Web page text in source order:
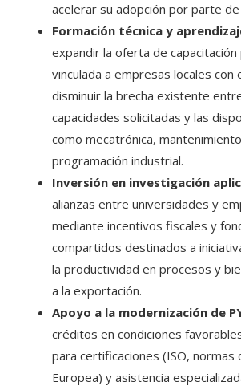
acelerar su adopción por parte de
Formación técnica y
expandir la oferta de
vinculada a empresas locales con
disminuir la brecha existente
capacidades solicitadas y las
como mecatrónica,
programación industrial.
Inversión en investigación
alianzas entre universidades y
mediante incentivos fiscales y
compartidos destinados a
la productividad en procesos y
a la exportación.
Apoyo a la modernización de
créditos en condiciones
para certificaciones (ISO, normas
Europea) y asistencia